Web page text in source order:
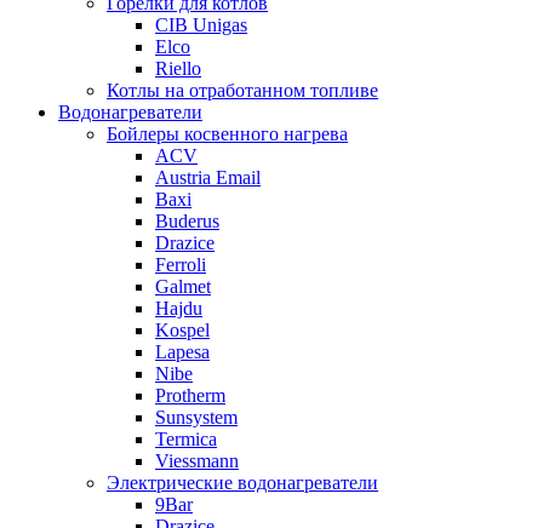
CIB Unigas
Elco
Riello
Котлы на отработанном топливе
Водонагреватели
Бойлеры косвенного нагрева
ACV
Austria Email
Baxi
Buderus
Drazice
Ferroli
Galmet
Hajdu
Kospel
Lapesa
Nibe
Protherm
Sunsystem
Termica
Viessmann
Электрические водонагреватели
9Bar